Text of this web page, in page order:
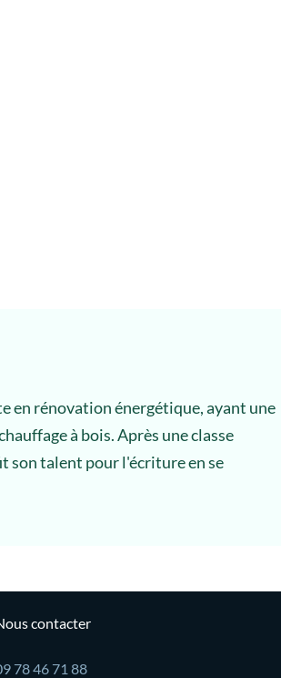
en rénovation énergétique, ayant une
à bois. Après une classe
son talent pour l'écriture en se
contacter
78 46 71 88